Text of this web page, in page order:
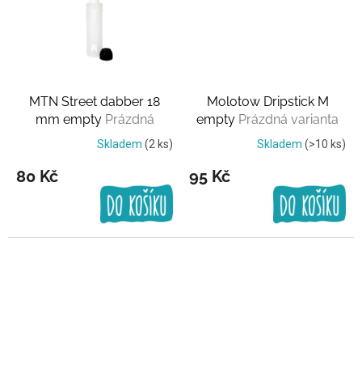
MTN Street dabber 18
mm empty Prázdná
variantaSkladem (2 ks)
80 Kč
Molotow Dripstick M
empty Prázdná varianta
Skladem (>10 ks)
95 Kč